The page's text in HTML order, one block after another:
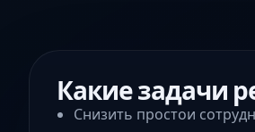
Какие задачи
Снизить простои